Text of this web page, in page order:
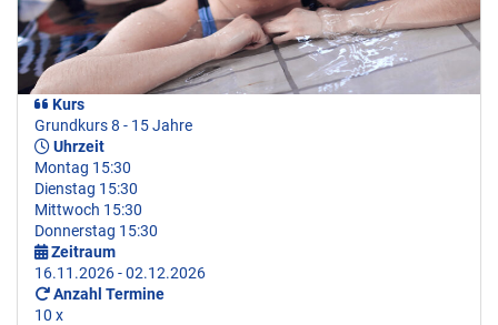
Kurs
Grundkurs 8 - 15 Jahre
Uhrzeit
Montag 15:30
Dienstag 15:30
Mittwoch 15:30
Donnerstag 15:30
Zeitraum
16.11.2026 - 02.12.2026
Anzahl Termine
10 x